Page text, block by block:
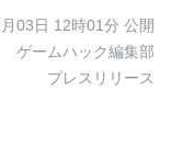
03日 12時01分 公開
ゲームハック編集部
プレスリリース